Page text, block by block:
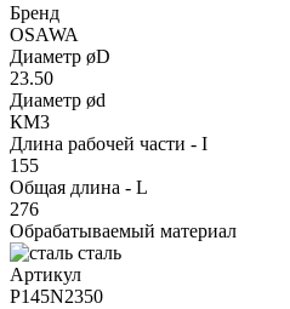
Бренд
OSAWA
Диаметр øD
23.50
Диаметр ød
КМ3
Длина рабочей части - I
155
Общая длина - L
276
Обрабатываемый материал
сталь
Артикул
P145N2350